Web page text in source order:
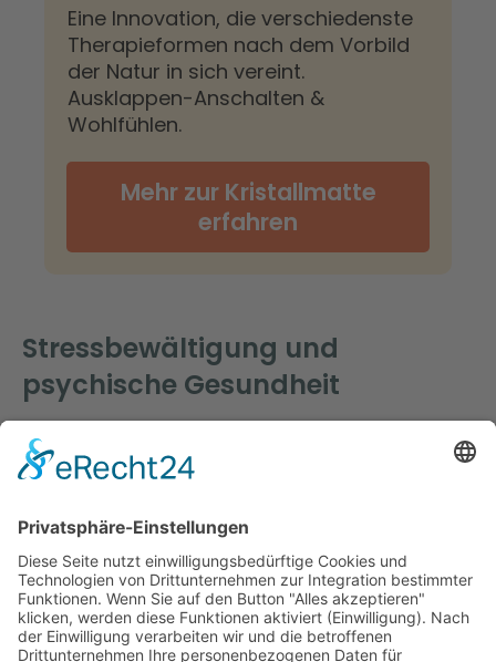
Eine Innovation, die verschiedenste
Therapieformen nach dem Vorbild
der Natur in sich vereint.
Ausklappen-Anschalten &
Wohlfühlen.
Mehr zur Kristallmatte
erfahren
Stressbewältigung und
psychische Gesundheit
Die Bewältigung von Stress ist ein wichtiger
Aspekt bei der Behandlung von
Beratungkönnen helfen, die emotionalen
Ursachen von Kieferverspannungen zu
erkennen und zu behandeln. Durch das
Verständnis derseelischen Bedeutung des